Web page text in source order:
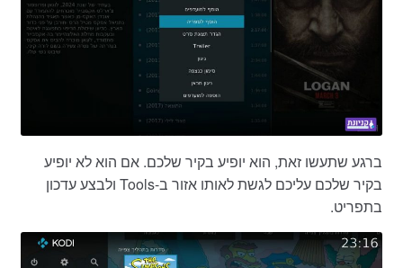
ברגע שתעשו זאת, הוא יופיע בקיר שלכם. אם הוא לא יופיע
בקיר שלכם עליכם לגשת לאותו אזור ב-Tools ולבצע עדכון
בתפריט.